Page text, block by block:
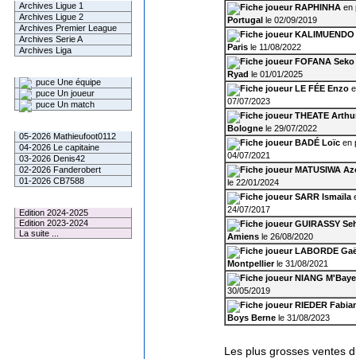
Archives Ligue 1
Archives Ligue 2
Archives Premier League
Archives Serie A
Archives Liga
Une équipe
Un joueur
Un match
05-2026 Mathieufoot0112
04-2026 Le capitaine
03-2026 Denis42
02-2026 Fanderobert
01-2026 CB7588
Edition 2024-2025
Edition 2023-2024
La suite ...
RAPHINHAen
Portugalle 02/09/2019
Parisle 11/08/2022
FOFANA Seko
Ryad le 01/01/2025
LE FÉE Enzo
07/07/2023
THEATE
Bolognele 29/07/2022
BADÉ Loïcen
04/07/2021
MATUSIWA
le 22/01/2024
SARR Ismaïla
24/07/2017
GUIRASSY
Amiensle 26/08/2020
LABORDE
Montpellierle 31/08/2021
NIANG M'Baye
30/05/2019
RIEDER
Boys Bernele 31/08/2023
Les plus grosses ventes